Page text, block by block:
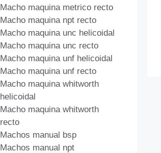
Macho maquina metrico recto
Macho maquina npt recto
Macho maquina unc helicoidal
Macho maquina unc recto
Macho maquina unf helicoidal
Macho maquina unf recto
Macho maquina whitworth
helicoidal
Macho maquina whitworth
recto
Machos manual bsp
Machos manual npt